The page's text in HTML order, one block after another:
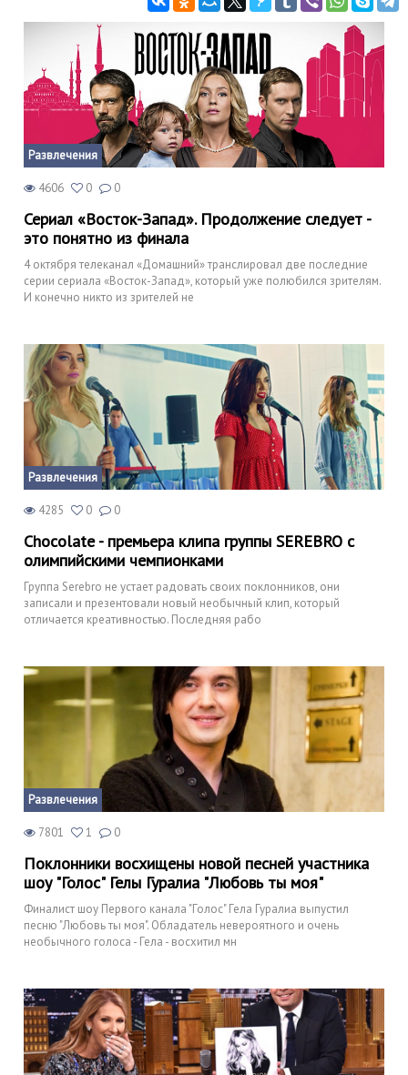
Развлечения
4606 0 0
Сериал «Восток-Запад». Продолжение следует -
это понятно из финала
4 октября телеканал «Домашний» транслировал две последние
серии сериала «Восток-Запад», который уже полюбился зрителям.
И конечно никто из зрителей не
Развлечения
4285 0 0
Chocolate - премьера клипа группы SEREBRO с
олимпийскими чемпионками
Группа Serebro не устает радовать своих поклонников, они
записали и презентовали новый необычный клип, который
отличается креативностью. Последняя рабо
Развлечения
7801 1 0
Поклонники восхищены новой песней участника
шоу "Голос" Гелы Гуралиа "Любовь ты моя"
Финалист шоу Первого канала "Голос" Гела Гуралиа выпустил
песню "Любовь ты моя". Обладатель невероятного и очень
необычного голоса - Гела - восхитил мн